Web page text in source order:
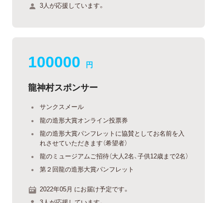
3人が応援しています。
100000 円
龍神村スポンサー
サンクスメール
龍の造形大賞オンライン投票券
龍の造形大賞パンフレットに協賛としてお名前を入
れさせていただきます（希望者）
龍のミュージアムご招待（大人2名、子供12歳まで2名）
第２回龍の造形大賞パンフレット
2022年05月 にお届け予定です。